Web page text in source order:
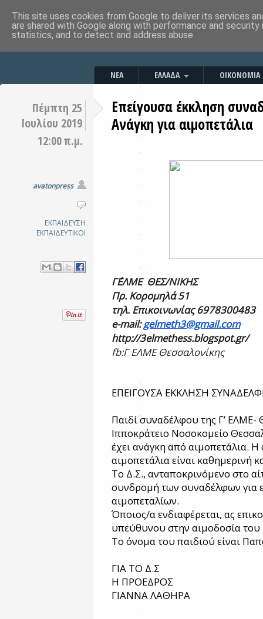
ΝΕΑ ΕΛΛΑΔΑ ΟΙΚΟΝΟΜΙΑ
Πέμπτη 25
Ιουλίου 2019
12:00 π.μ.
avatonpress
ΕΚΠΑΙΔΕΥΣΗ
ΕΚΠΑΙΔΕΥΤΙΚΟΙ
Επείγουσα έκκληση
Ανάγκη για αιμοπετάλια
Γ΄ΕΛΜΕ ΘΕΣ/ΝΙΚΗΣ
Πρ. Κορομηλά 51
τηλ. Επικοινωνίας
e-mail:gelmeth3@gmail.com
http://3elmethess.blogspot.gr/
fb:Γ ΕΛΜΕ Θεσσαλονίκης
ΕΠΕΙΓΟΥΣΑ ΕΚΚΛΗΣΗ
Παιδί συναδέλφου της Γ’ ΕΛΜΕ-
Ιπποκράτειο Νοσοκομείο
έχει ανάγκη από αιμοπετάλια. Η
αιμοπετάλια είναι καθημερινή
Το Δ.Σ., ανταποκρινόμενο στο
συνδρομή των συναδέλφων για
αιμοπεταλίων.
Όποιος/α ενδιαφέρεται, ας
υπεύθυνου στην αιμοδοσία
Το όνομα του παιδιού είναι
ΓΙΑ ΤΟ Δ.Σ
Η ΠΡΟΕΔΡΟΣ
ΓΙΑΝΝΑ ΛΑΘΗΡΑ
This site uses cookies from Google to deliver its services
are shared with Google along with performance and
statistics, and to detect and address abuse.